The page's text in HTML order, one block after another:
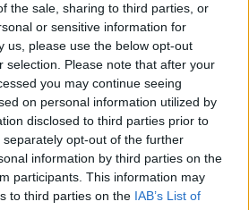
the sale, sharing to third parties, or
or sensitive information for
us, please use the below opt-out
selection. Please note that after your
you may continue seeing
on personal information utilized by
disclosed to third parties prior to
opt-out of the further
information by third parties on the
participants. This information may
to third parties on the IAB’s List of
Anger" καταγράφει την επανένωση
περιοδεία “Oasis Live